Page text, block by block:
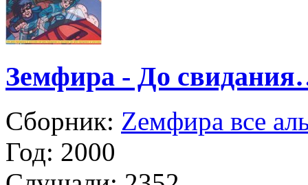
Земфира - До
Сборник: Zемфира все
Год: 2000